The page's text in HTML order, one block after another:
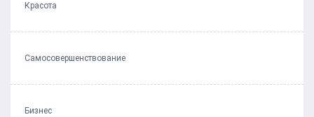
Красота
Самосовершенствование
Бизнес